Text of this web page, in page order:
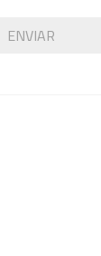
ENVIAR